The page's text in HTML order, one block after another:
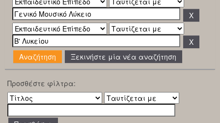
Ξεκινήστε μία νέα αναζήτηση
Προσθέστε φίλτρα: